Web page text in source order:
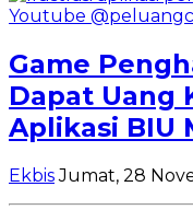
Game
Dapat Uang
Aplikasi BIU
Ekbis Jumat, 28